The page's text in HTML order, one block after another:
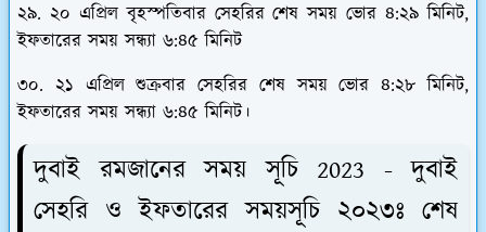
২৯. ২০ এপ্রিল বৃহস্পতিবার সেহরির শেষ সময় ভোর ৪:২৯ মিনিট,
ইফতারের সময় সন্ধ্যা ৬:৪৫ মিনিট
৩০. ২১ এপ্রিল শুক্রবার সেহরির শেষ সময় ভোর ৪:২৮ মিনিট,
ইফতারের সময় সন্ধ্যা ৬:৪৫ মিনিট।
দুবাই রমজানের সময় সূচি 2023 - দুবাই
সেহরি ও ইফতারের সময়সূচি ২০২৩ঃ শেষ